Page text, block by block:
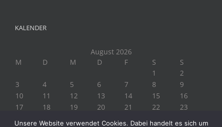
KALENDER
August 2026
M
D M D F S
S
1
2
3
4 5 6 7 8
9
10
11 12 13 14 15
16
17
18 19 20 21 22
23
Unsere Website verwendet Cookies. Dabei handelt es sich um